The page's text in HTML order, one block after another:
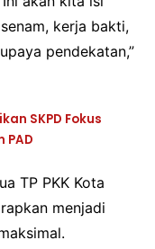
kerja bakti,
pendekatan,”
SKPD Fokus
PAD
TP PKK Kota
menjadi